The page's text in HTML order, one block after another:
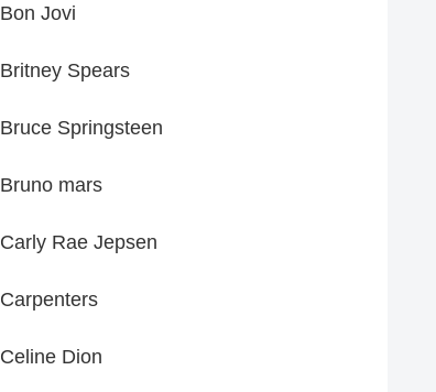
Bon Jovi
Britney Spears
Bruce Springsteen
Bruno mars
Carly Rae Jepsen
Carpenters
Celine Dion